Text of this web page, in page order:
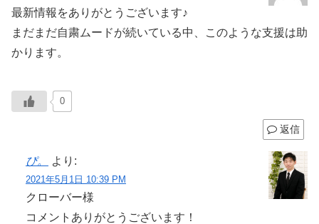
最新情報をありがとうございます♪
まだまだ自粛ムードが続いている中、このような支援は助
かります。
0
返信
ぴ。 より:
2021年5月1日 10:39 PM
クローバー様
コメントありがとうございます！